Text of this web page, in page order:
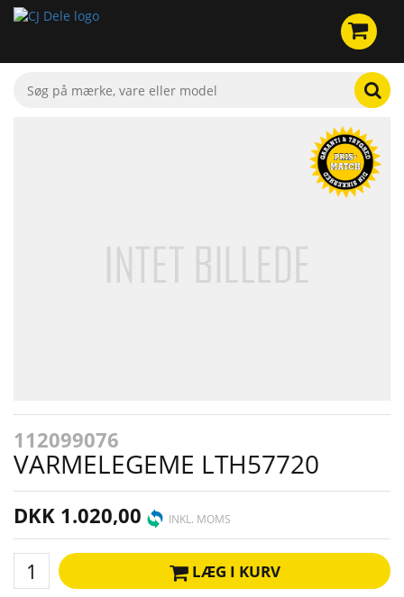
112099076
VARMELEGEME LTH57720
DKK 1.020,00 INKL. MOMS
LÆG I KURV